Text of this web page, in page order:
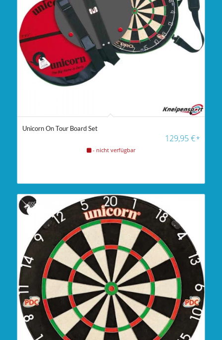
Unicorn On Tour Board Set
129,95€*
- nicht verfügbar